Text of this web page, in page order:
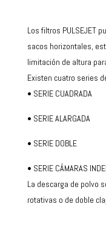
Los filtros PULSEJET
sacos horizontales,
limitación de altura
Existen cuatro series
• SERIE CUADRADA
• SERIE ALARGADA
• SERIE DOBLE
• SERIE CÁMARAS
La descarga de polvo
rotativas o de doble